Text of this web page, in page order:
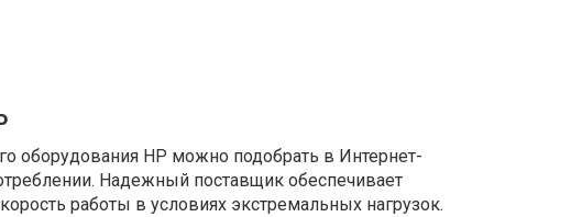
оборудования HP можно подобрать в Интернет-
Надежный поставщик обеспечивает
работы в условиях экстремальных нагрузок.